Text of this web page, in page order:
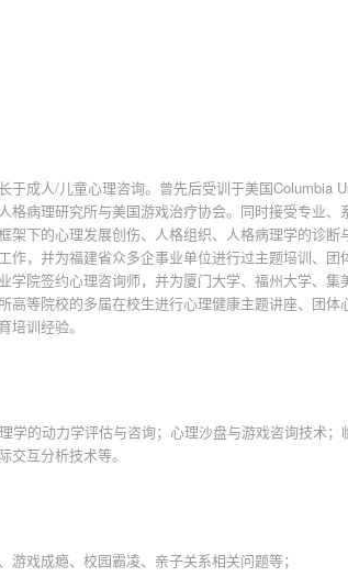
成人/儿童心理咨询。曾先后受训于美国Columbia
格病理研究所与美国游戏治疗协会。同时接受专业、
下的心理发展创伤、人格组织、人格病理学的诊断
作，并为福建省众多企事业单位进行过主题培训、团
学院签约心理咨询师，并为厦门大学、福州大学、集
等院校的多届在校生进行心理健康主题讲座、团体
训经验。
学的动力学评估与咨询；心理沙盘与游戏咨询技术；
互分析技术等。
游戏成瘾、校园霸凌、亲子关系相关问题等；